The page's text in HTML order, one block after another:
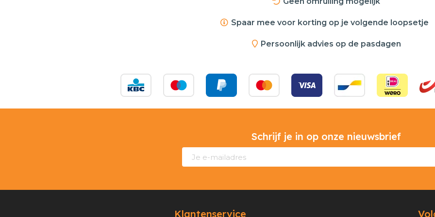
Spaar mee voor korting op je volgende loopsetje
Persoonlijk advies op de pasdagen
Schrijf je in op onze nieuwsbrief
Klantenservice